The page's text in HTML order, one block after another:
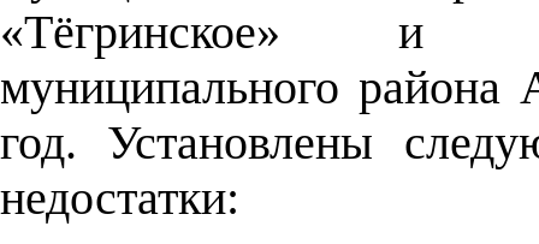
«Тёгринское» и
муниципального района
год. Установлены
недостатки: